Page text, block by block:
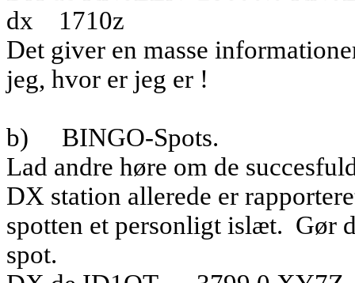
dx
1710z
Det giver en masse
jeg, hvor er jeg er !
b)
BINGO-Spots.
Lad andre høre om de
DX station allerede er
spotten et personligt islæt. Gør
spot.